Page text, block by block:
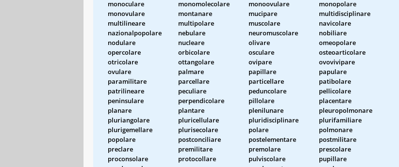
monoculare
monomolecolare monoovulare
monopolare
monovulare
montanare mucipare
multidisciplinare
multilineare
multipolare muscolare
navicolare
nazionalpopolare
nebulare neuromuscolare
nobiliare
nodulare
nucleare olivare
omeopolare
opercolare
orbicolare osculare
osteoarticolare
otricolare
ottangolare ovipare
ovovivipare
ovulare
palmare papillare
papulare
paramilitare
parcellare particellare
patibolare
patrilineare
peculiare peduncolare
pellicolare
peninsulare
perpendicolare pillolare
placentare
planare
plantare plenilunare
pleuropolmonare
pluriangolare
pluricellulare pluridisciplinare
plurifamiliare
plurigemellare
plurisecolare polare
polmonare
popolare
postconciliare postelementare
postmilitare
preclare
premilitare premolare
prescolare
proconsolare
protocollare pulviscolare
pupillare